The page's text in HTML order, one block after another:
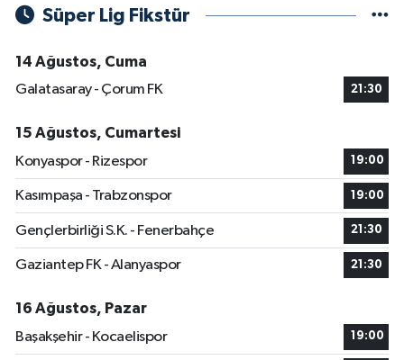
Süper Lig Fikstür
14 Ağustos, Cuma
Galatasaray - Çorum FK
21:30
15 Ağustos, Cumartesi
Konyaspor - Rizespor
19:00
Kasımpaşa - Trabzonspor 19:00
Gençlerbirliği S.K. - Fenerbahçe 21:30
Gaziantep FK - Alanyaspor 21:30
16 Ağustos, Pazar
Başakşehir - Kocaelispor
19:00